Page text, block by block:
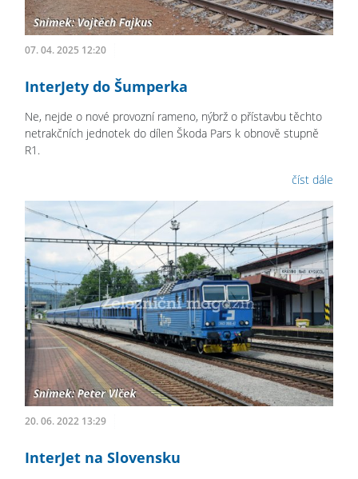
07. 04. 2025 12:20
InterJety do Šumperka
Ne, nejde o nové provozní rameno, nýbrž o přístavbu těchto
netrakčních jednotek do dílen Škoda Pars k obnově stupně
R1.
číst dále
20. 06. 2022 13:29
InterJet na Slovensku